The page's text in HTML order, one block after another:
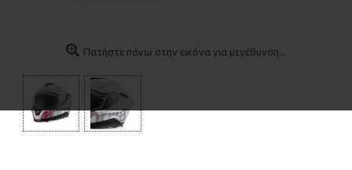
Πατήστε πάνω στην εικόνα για μεγέθυνση...